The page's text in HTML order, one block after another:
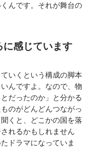
んです。それが舞台の
に感じています
いくという構成の脚本
んですよ。なので、物
だったのか」と分かる
のがどんどんつながっ
くと、どこかの国を落
れるかもしれません
ドラマになっていま